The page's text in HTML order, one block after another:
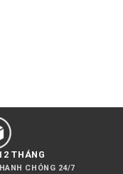
THÁNG
CHÓNG 24/7